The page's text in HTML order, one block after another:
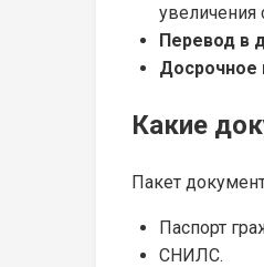
Перевод в
Досрочное
Какие
Пакет
Паспорт
СНИЛС.